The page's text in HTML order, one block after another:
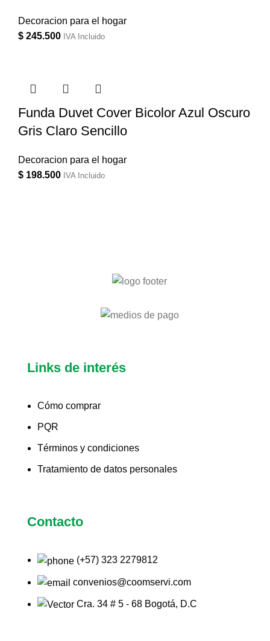
Decoracion para el hogar
$ 245.500 IVA Incluido
Funda Duvet Cover Bicolor Azul Oscuro
Gris Claro Sencillo
Decoracion para el hogar
$ 198.500 IVA Incluido
Links de interés
Cómo comprar
PQR
Términos y condiciones
Tratamiento de datos personales
Contacto
(+57) 323 2279812
convenios@coomservi.com
Cra. 34 # 5 - 68 Bogotá, D.C